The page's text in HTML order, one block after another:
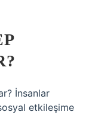
İnsanlar
etkileşime